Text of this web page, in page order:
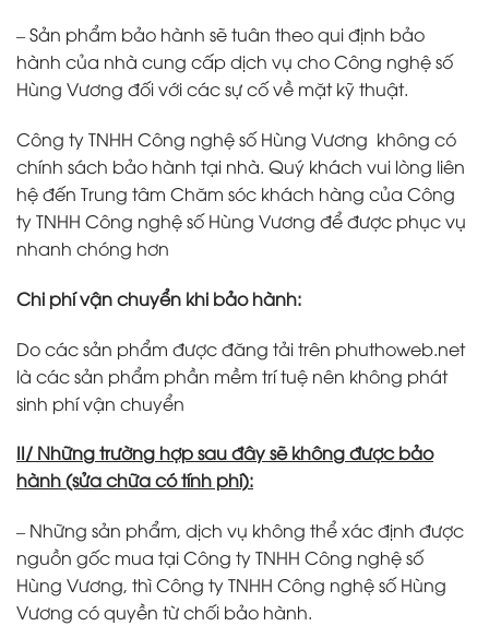
– Sản phẩm bảo hành sẽ tuân theo qui định bảo
hành của nhà cung cấp dịch vụ cho Công nghệ số
Hùng Vương đối với các sự cố về mặt kỹ thuật.
Công ty TNHH Công nghệ số Hùng Vương không có
chính sách bảo hành tại nhà. Quý khách vui lòng liên
hệ đến Trung tâm Chăm sóc khách hàng của Công
ty TNHH Công nghệ số Hùng Vương để được phục vụ
nhanh chóng hơn
Chi phí vận chuyển khi bảo hành:
Do các sản phẩm được đăng tải trên phuthoweb.net
là các sản phẩm phần mềm trí tuệ nên không phát
sinh phí vận chuyển
II/ Những trường hợp sau đây sẽ không được bảo
hành (sửa chữa có tính phí):
– Những sản phẩm, dịch vụ không thể xác định được
nguồn gốc mua tại Công ty TNHH Công nghệ số
Hùng Vương, thì Công ty TNHH Công nghệ số Hùng
Vương có quyền từ chối bảo hành.